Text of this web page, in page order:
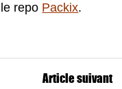
repo Packix.
Article suivant